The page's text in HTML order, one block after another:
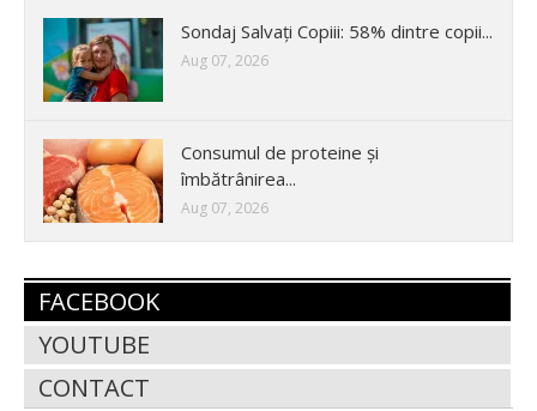
Sondaj Salvați Copiii: 58% dintre copii...
Aug 07, 2026
Consumul de proteine și
îmbătrânirea...
Aug 07, 2026
FACEBOOK
YOUTUBE
CONTACT